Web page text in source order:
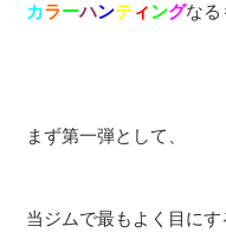
カラーハンティングなる
まず第一弾として、
当ジムで最もよく目にす